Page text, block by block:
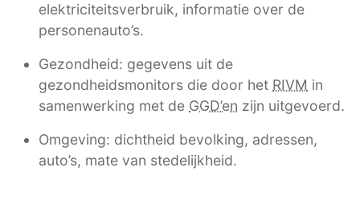
elektriciteitsverbruik, informatie over de
personenauto’s.
Gezondheid: gegevens uit de
gezondheidsmonitors die door het RIVM in
samenwerking met de GGD’en zijn uitgevoerd.
Omgeving: dichtheid bevolking, adressen,
auto’s, mate van stedelijkheid.